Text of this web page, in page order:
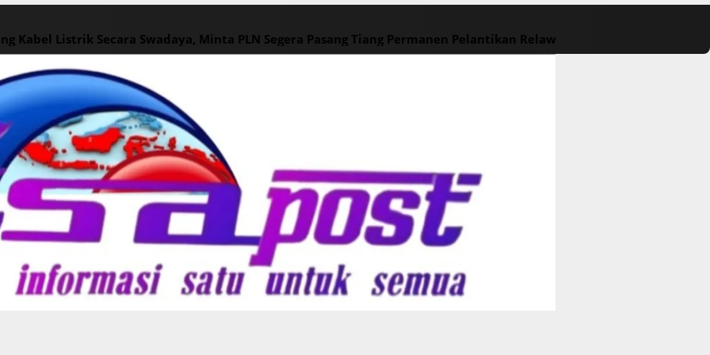
Kabel Listrik Secara Swadaya, Minta PLN Segera Pasang Tiang Permanen Pelantikan Relawan M. Rasyid Rajasa dan